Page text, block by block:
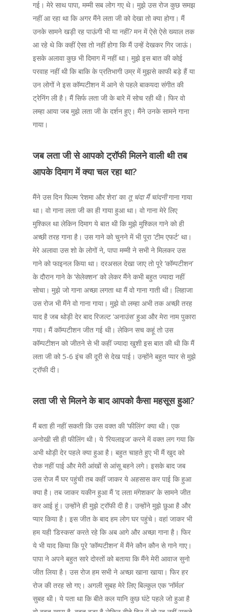
गई। मेरे साथ पापा, मम्मी सब लोग गए थे। मुझे उस रोज कुछ समझ
नहीं आ रहा था कि अगर मैंने लता जी को देखा तो क्या होगा। मैं
उनके सामने खड़ी रह पाऊंगी भी या नहीं? मन में ऐसे ऐसे ख्याल तक
आ रहे थे कि कहीं ऐसा तो नहीं होगा कि मैं उन्हें देखकर गिर जाऊं।
इसके अलावा कुछ भी दिमाग में नहीं था। मुझे इस बात की कोई
परवाह नहीं थी कि बाकि के प्रतिभागी उम्र में मुझसे काफी बड़े हैं या
उन लोगों ने इस कॉम्पटीशन में आने से पहले बाकयदा संगीत की
ट्रेनिंग ली है। मैं सिर्फ लता जी के बारे में सोच रही थी। फिर वो
लम्हा आया जब मुझे लता जी के दर्शन हुए। मैंने उनके सामने गाना
गाया।
जब लता जी से आपको ट्रॉफी मिलने वाली थी तब
आपके दिमाग में क्या चल रहा था?
मैंने उस दिन फिल्म ‘रेशमा और शेरा’ का तू चंदा मैं चांदनीगाना गाया
था। वो गाना लता जी का ही गाया हुआ था। वो गाना मेरे लिए
मुश्किल था लेकिन दिमाग ये बात थी कि मुझे मुश्किल गाने को ही
अच्छी तरह गाना है। उस गाने को चुनने में भी पूरा ‘टीम एफर्ट’ था।
मेरे अलावा उस शो के लोगों ने, पापा मम्मी ने सभी ने मिलकर उस
गाने को फाइनल किया था। दरअसल देखा जाए तो पूरे ‘कॉम्पटीशन’
के दौरान गाने के ‘सेलेक्शन’ को लेकर मैंने कभी बहुत ज्यादा नहीं
सोचा। मुझे जो गाना अच्छा लगता था मैं वो गाना गाती थी। लिहाजा
उस रोज भी मैंने वो गाना गाया। मुझे वो लम्हा अभी तक अच्छी तरह
याद है जब थोड़ी देर बाद रिजल्ट ‘अनाउंस’ हुआ और मेरा नाम पुकारा
गया। मैं कॉम्पटीशन जीत गई थी। लेकिन सच कहूं तो उस
कॉम्पटीशन को जीतने से भी कहीं ज्यादा खुशी इस बात की थी कि मैं
लता जी को 5-6 इंच की दूरी से देख पाई। उन्होंने बहुत प्यार से मुझे
ट्रॉफी दी।
लता जी से मिलने के बाद आपको कैसा महसूस हुआ?
मैं बता ही नहीं सकती कि उस वक्त की ‘फीलिंग’ क्या थी। एक
अनोखी सी ही फीलिंग थी। ये ‘रियलाइज’ करने में वक्त लग गया कि
अभी थोड़ी देर पहले क्या हुआ है। बहुत चाहते हुए भी मैं खुद को
रोक नहीं पाई और मेरी आंखों से आंसू बहने लगे। इसके बाद जब
उस रोज मैं घर पहुंची तब कहीं जाकर ये अहसास कर पाई कि हुआ
क्या है। तब जाकर यकीन हुआ मैं ‘द लता मंगेशकर’ के सामने जीत
कर आई हूं। उन्होंने ही मुझे ट्रॉफी दी है। उन्होंने मुझे छुआ है और
प्यार किया है। इस जीत के बाद हम लोग घर पहुंचे। वहां जाकर भी
हम यही ‘डिस्कस’ करते रहे कि अब आगे और अच्छा गाना है। फिर
ये भी याद किया कि पूरे ‘कॉम्पटीशन’ में मैंने कौन कौन से गाने गाए।
पापा ने अपने बहुत सारे दोस्तों को बताया कि मैंने मेरी आवाज सुनो
जीत लिया है। उस रोज हम सभी ने अच्छा खाना खाया। फिर हर
रोज की तरह सो गए। अगली सुबह मेरे लिए बिल्कुल एक ‘नॉर्मल’
सुबह थी। ये पता था कि बीते कल यानि कुछ घंटे पहले जो हुआ है